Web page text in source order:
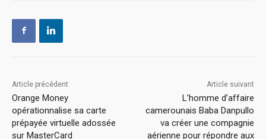
Article précédent
Orange Money
opérationnalise sa carte
prépayée virtuelle adossée
sur MasterCard
Article suivant
L’homme d’affaire
camerounais Baba Danpullo
va créer une compagnie
aérienne pour répondre aux